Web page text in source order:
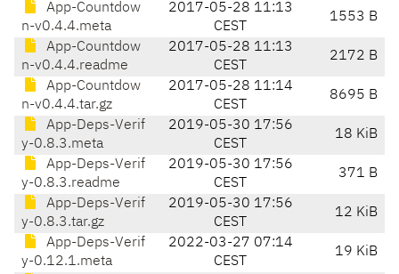
App-Countdow
n-v0.4.4.meta
2017-05-28 11:13
CEST
1553 B
App-Countdow
n-v0.4.4.readme
2017-05-28 11:13
CEST
2172 B
App-Countdow
n-v0.4.4.tar.gz
2017-05-28 11:14
CEST
8695 B
App-Deps-Verif
y-0.8.3.meta
2019-05-30 17:56
CEST
18 KiB
App-Deps-Verif
y-0.8.3.readme
2019-05-30 17:56
CEST
371 B
App-Deps-Verif
y-0.8.3.tar.gz
2019-05-30 17:56
CEST
12 KiB
App-Deps-Verif
y-0.12.1.meta
2022-03-27 07:14
CEST
19 KiB